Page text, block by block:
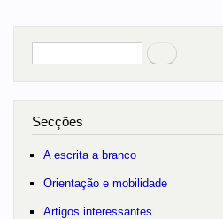
Pesquisar
no portal
Secções
A escrita a branco
Orientação e mobilidade
Artigos interessantes